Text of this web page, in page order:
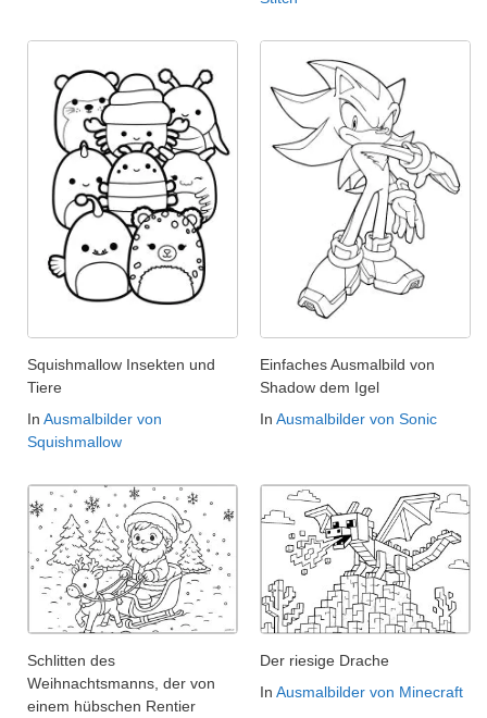
Squishmallow Insekten und
Tiere
In Ausmalbilder von
Squishmallow
Einfaches Ausmalbild von
Shadow dem Igel
In Ausmalbilder von Sonic
Schlitten des
Weihnachtsmanns, der von
einem hübschen Rentier
Der riesige Drache
In Ausmalbilder von Minecraft